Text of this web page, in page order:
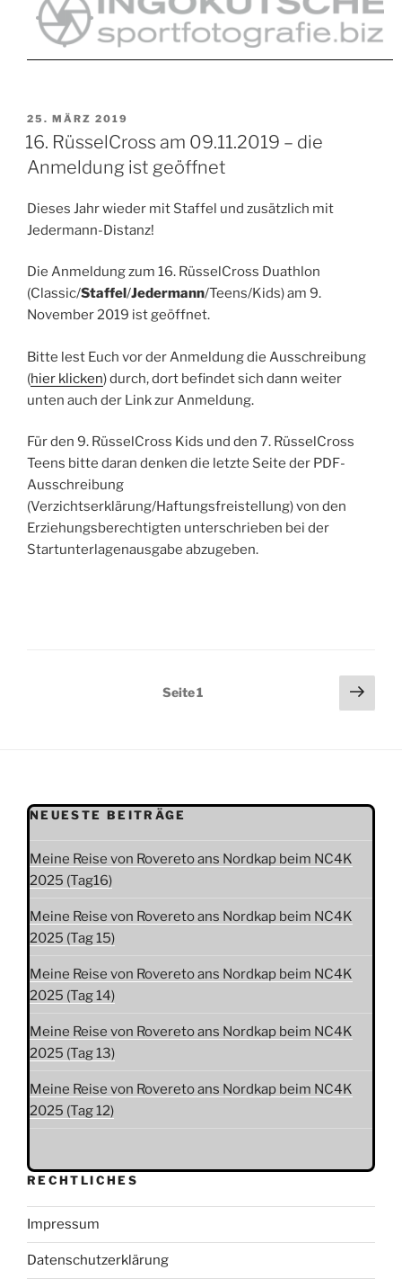
VERÖFFENTLICHT
AM
25. MÄRZ 2019
16. RüsselCross am 09.11.2019 – die
Anmeldung ist geöffnet
Dieses Jahr wieder mit Staffel und zusätzlich mit
Jedermann-Distanz!
Die Anmeldung zum 16. RüsselCross Duathlon
(Classic/Staffel/Jedermann/Teens/Kids) am 9.
November 2019 ist geöffnet.
Bitte lest Euch vor der Anmeldung die Ausschreibung
(hier klicken) durch, dort befindet sich dann weiter
unten auch der Link zur Anmeldung.
Für den 9. RüsselCross Kids und den 7. RüsselCross
Teens bitte daran denken die letzte Seite der PDF-
Ausschreibung
(Verzichtserklärung/Haftungsfreistellung) von den
Erziehungsberechtigten unterschrieben bei der
Startunterlagenausgabe abzugeben.
Seitennummerierung
Seite1
NEUESTE BEITRÄGE
Meine Reise von Rovereto ans Nordkap beim NC4K
2025 (Tag16)
Meine Reise von Rovereto ans Nordkap beim NC4K
2025 (Tag 15)
Meine Reise von Rovereto ans Nordkap beim NC4K
2025 (Tag 14)
Meine Reise von Rovereto ans Nordkap beim NC4K
2025 (Tag 13)
Meine Reise von Rovereto ans Nordkap beim NC4K
2025 (Tag 12)
RECHTLICHES
Impressum
Datenschutzerklärung